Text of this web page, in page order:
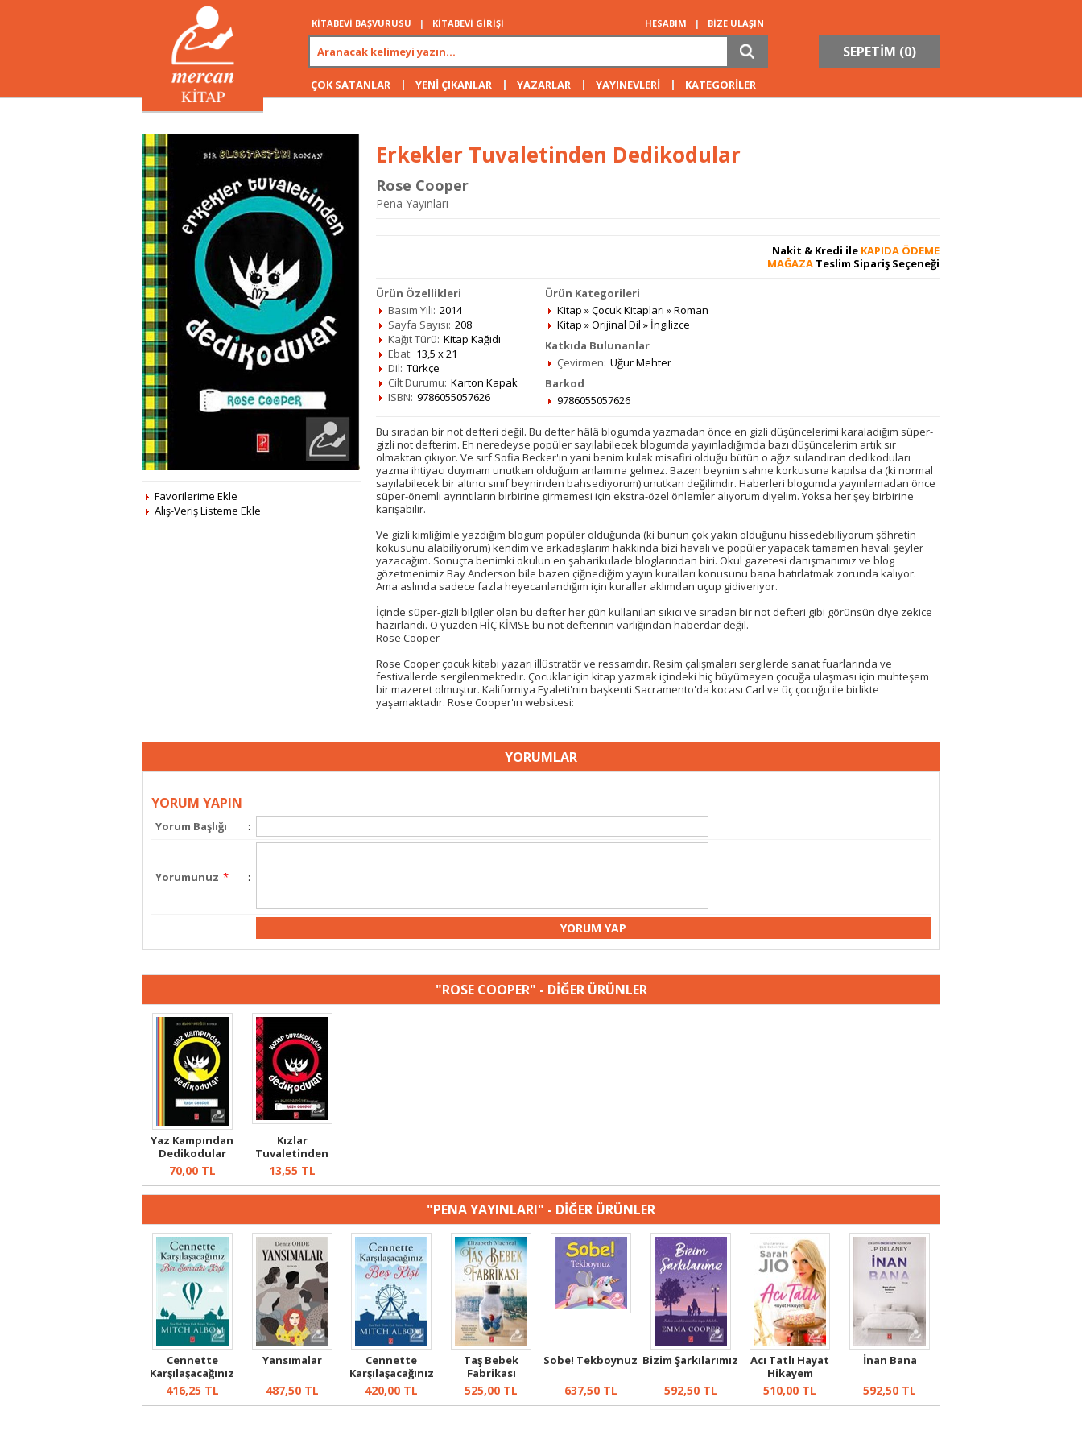
KİTABEVİ BAŞVURUSU | KİTABEVİ GİRİŞİ HESABIM | BİZE ULAŞIN
SEPETİM (0)
ÇOK SATANLAR | YENİ ÇIKANLAR | YAZARLAR | YAYINEVLERİ | KATEGORİLER
Favorilerime Ekle
Alış-Veriş Listeme Ekle
Erkekler Tuvaletinden Dedikodular
Rose Cooper
Pena Yayınları
Nakit & Kredi ile KAPIDA ÖDEME
MAĞAZA Teslim Sipariş Seçeneği
Ürün Özellikleri
Basım Yılı: 2014
Sayfa Sayısı: 208
Kağıt Türü: Kitap Kağıdı
Ebat: 13,5 x 21
Dil: Türkçe
Cilt Durumu: Karton Kapak
ISBN: 9786055057626
Ürün Kategorileri
Kitap »Çocuk Kitapları »Roman
Kitap »Orijinal Dil » İngilizce
Katkıda Bulunanlar
Çevirmen: Uğur Mehter
Barkod
9786055057626
Bu sıradan bir not defteri değil. Bu defter hâlâ blogumda yazmadan önce en gizli düşüncelerimi karaladığım süper-
gizli not defterim. Eh neredeyse popüler sayılabilecek blogumda yayınladığımda bazı düşüncelerim artık sır
olmaktan çıkıyor. Ve sırf Sofia Becker'ın yani benim kulak misafiri olduğu bütün o ağız sulandıran dedikoduları
yazma ihtiyacı duymam unutkan olduğum anlamına gelmez. Bazen beynim sahne korkusuna kapılsa da (ki normal
sayılabilecek bir altıncı sınıf beyninden bahsediyorum) unutkan değilimdir. Haberleri blogumda yayınlamadan önce
süper-önemli ayrıntıların birbirine girmemesi için ekstra-özel önlemler alıyorum diyelim. Yoksa her şey birbirine
karışabilir.
Ve gizli kimliğimle yazdığım blogum popüler olduğunda (ki bunun çok yakın olduğunu hissedebiliyorum şöhretin
kokusunu alabiliyorum) kendim ve arkadaşlarım hakkında bizi havalı ve popüler yapacak tamamen havalı şeyler
yazacağım. Sonuçta benimki okulun en şaharikulade bloglarından biri. Okul gazetesi danışmanımız ve blog
gözetmenimiz Bay Anderson bile bazen çiğnediğim yayın kuralları konusunu bana hatırlatmak zorunda kalıyor.
Ama aslında sadece fazla heyecanlandığım için kurallar aklımdan uçup gidiveriyor.
İçinde süper-gizli bilgiler olan bu defter her gün kullanılan sıkıcı ve sıradan bir not defteri gibi görünsün diye zekice
hazırlandı. O yüzden HİÇ KİMSE bu not defterinin varlığından haberdar değil.
Rose Cooper
Rose Cooper çocuk kitabı yazarı illüstratör ve ressamdır. Resim çalışmaları sergilerde sanat fuarlarında ve
festivallerde sergilenmektedir. Çocuklar için kitap yazmak içindeki hiç büyümeyen çocuğa ulaşması için muhteşem
bir mazeret olmuştur. Kaliforniya Eyaleti'nin başkenti Sacramento'da kocası Carl ve üç çocuğu ile birlikte
yaşamaktadır. Rose Cooper'ın websitesi:
YORUMLAR
YORUM YAPIN
Yorum Başlığı :
Yorumunuz * :
"ROSE COOPER" - DİĞER ÜRÜNLER
Yaz Kampından
Dedikodular
70,00TL
Kızlar
Tuvaletinden
Dedikodular
13,55 TL
"PENA YAYINLARI" - DİĞER ÜRÜNLER
Cennette
Karşılaşacağınız
Bir Sonraki Ki...
416,25 TL
Yansımalar
487,50TL
Cennette
Karşılaşacağınız
Beş Kişi
420,00 TL
Taş Bebek
Fabrikası
525,00 TL
Sobe! Tekboynuz
637,50TL
Bizim Şarkılarımız
592,50TL
Acı Tatlı Hayat
Hikayem
510,00 TL
İnan Bana
592,50 TL